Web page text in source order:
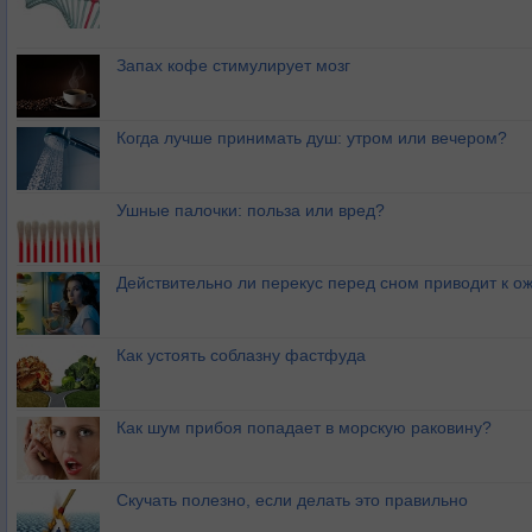
Запах кофе стимулирует мозг
Когда лучше принимать душ: утром или вечером?
Ушные палочки: польза или вред?
Действительно ли перекус перед сном приводит к
Как устоять соблазну фастфуда
Как шум прибоя попадает в морскую раковину?
Скучать полезно, если делать это правильно